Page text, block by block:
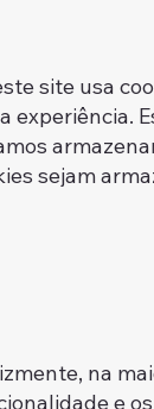
site usa
sejam
na
e